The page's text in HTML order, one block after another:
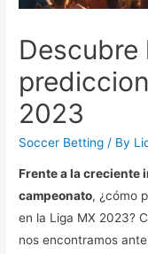
Descubre
2023
Soccer Betting / By
Frente a la creciente
campeonato, ¿cómo
en la Liga MX 2023?
nos encontramos